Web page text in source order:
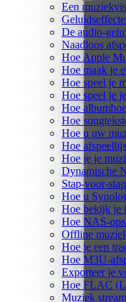
Een
De audio-
Naadloos
Hoe Apple
Hoe maak je
Hoe speel je
Hoe speel je
Hoe
Hoe
Hoe u uw
Hoe
Hoe je je
Dynamische
Stap-voor-
Hoe u
Hoe bekijk je
Hoe NAS-
Offline
Hoe je een
Hoe M3U-
Exporteer je
Hoe FLAC
Muziek